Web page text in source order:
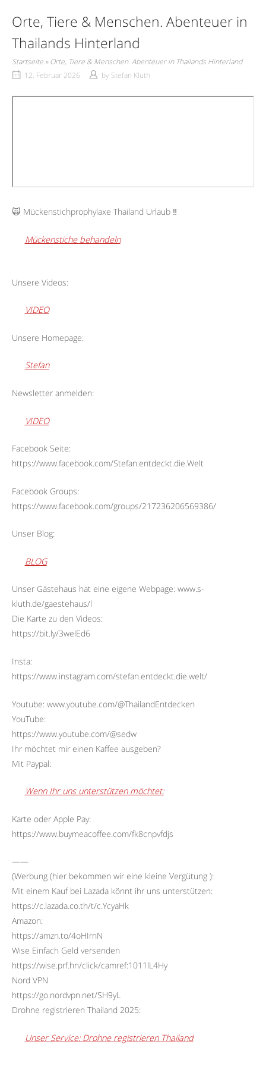
Orte, Tiere & Menschen. Abenteuer in
Thailands Hinterland
Startseite »Orte, Tiere & Menschen. Abenteuer in Thailands Hinterland
12. Februar 2026
by Stefan Kluth
🙀 Mückenstichprophylaxe Thailand Urlaub ‼️
Mückenstiche behandeln
Unsere Videos:
VIDEO
Unsere Homepage:
Stefan
Newsletter anmelden:
VIDEO
Facebook Seite:
https://www.facebook.com/Stefan.entdeckt.die.Welt
Facebook Groups:
https://www.facebook.com/groups/217236206569386/
Unser Blog:
BLOG
Unser Gästehaus hat eine eigene Webpage: www.s-
kluth.de/gaestehaus/l
Die Karte zu den Videos:
https://bit.ly/3welEd6
Insta:
https://www.instagram.com/stefan.entdeckt.die.welt/
Youtube: www.youtube.com/@ThailandEntdecken
YouTube:
https://www.youtube.com/@sedw
Ihr möchtet mir einen Kaffee ausgeben?
Mit Paypal:
Wenn Ihr uns unterstützen möchtet:
Karte oder Apple Pay:
https://www.buymeacoffee.com/fk8cnpvfdjs
——
(Werbung (hier bekommen wir eine kleine Vergütung ):
Mit einem Kauf bei Lazada könnt ihr uns unterstützen:
https://c.lazada.co.th/t/c.YcyaHk
Amazon:
https://amzn.to/4oHIrnN
Wise Einfach Geld versenden
https://wise.prf.hn/click/camref:1011lL4Hy
Nord VPN
https://go.nordvpn.net/SH9yL
Drohne registrieren Thailand 2025:
Unser Service: Drohne registrieren Thailand